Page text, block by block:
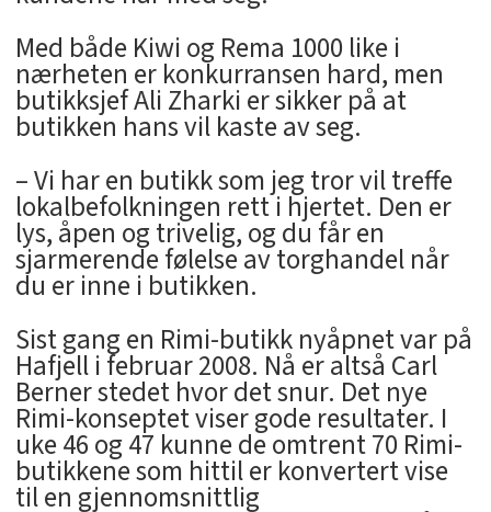
Med både Kiwi og Rema 1000 like i
nærheten er konkurransen hard, men
butikksjef Ali Zharki er sikker på at
butikken hans vil kaste av seg.
– Vi har en butikk som jeg tror vil treffe
lokalbefolkningen rett i hjertet. Den er
lys, åpen og trivelig, og du får en
sjarmerende følelse av torghandel når
du er inne i butikken.
Sist gang en Rimi-butikk nyåpnet var på
Hafjell i februar 2008. Nå er altså Carl
Berner stedet hvor det snur. Det nye
Rimi-konseptet viser gode resultater. I
uke 46 og 47 kunne de omtrent 70 Rimi-
butikkene som hittil er konvertert vise
til en gjennomsnittlig